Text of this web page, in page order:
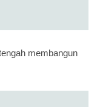
membangun